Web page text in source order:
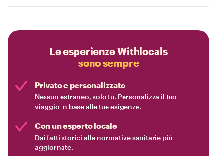
Le esperienze Withlocals
sono sempre
Privato e personalizzato
Nessun estraneo, solo tu. Personalizza il tuo
viaggio in base alle tue esigenze.
Con un esperto locale
Dai fatti storici alle normative sanitarie più
aggiornate.